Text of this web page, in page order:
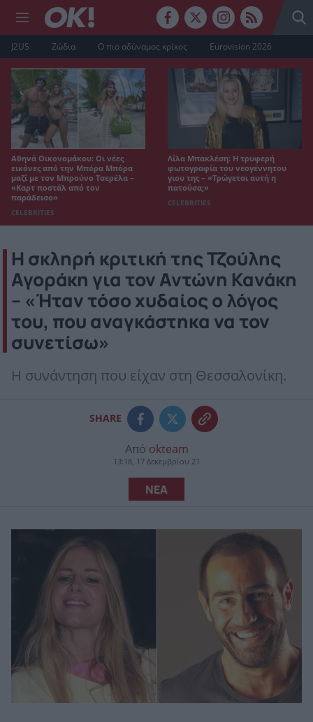
J2US Ζώδια Ο πιο αδύναμος κρίκος Eurovision 2026
Αθηνά Οικονομάκου: Οι νέες
εικόνες από την Μπόρα Μπόρα
μαζί με τον Μπρούνο Τσερέλα –
«Καρτ ποστάλ από τον
παράδεισο»
CELEBRITIES
Λίλα Μπακλέση: Η τρυφερή
φωτογραφία του νεογέννητου
γιου της – «Τρώγεται αυτή η
πατούσα;»
CELEBRITIES
Η σκληρή κριτική της Τζούλης
Αγοράκη για τον Αντώνη Κανάκη
– «Ήταν τόσο χυδαίος ο λόγος
του, που αναγκάστηκα να τον
συνετίσω»
Η συνάντηση που είχαν στη Θεσσαλονίκη.
SHARE
Από okteam
13:18, 17 Δεκεμβρίου 21
ΝΕΑ